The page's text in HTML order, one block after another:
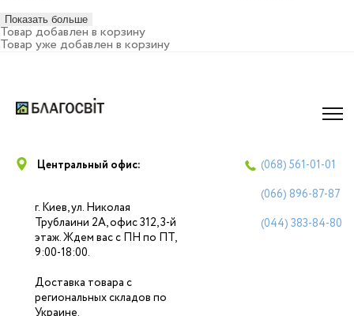
Показать больше
Товар добавлен в корзину
Товар уже добавлен в корзину
Центральный офис:
г. Киев, ул. Николая
Трублаини 2А, офис 312, 3-й
этаж. Ждем вас с ПН по ПТ,
9:00-18:00.
Доставка товара с
региональных складов по
Украине.
(068) 561-01-01
(066) 896-87-87
(044) 383-84-80